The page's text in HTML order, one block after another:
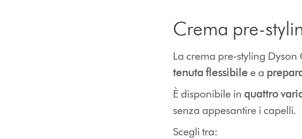
Crema pre-
La crema pre-styling Dyson
tenuta flessibilee a
È disponibile in quattro
senza appesantire i capelli.
Scegli tra: